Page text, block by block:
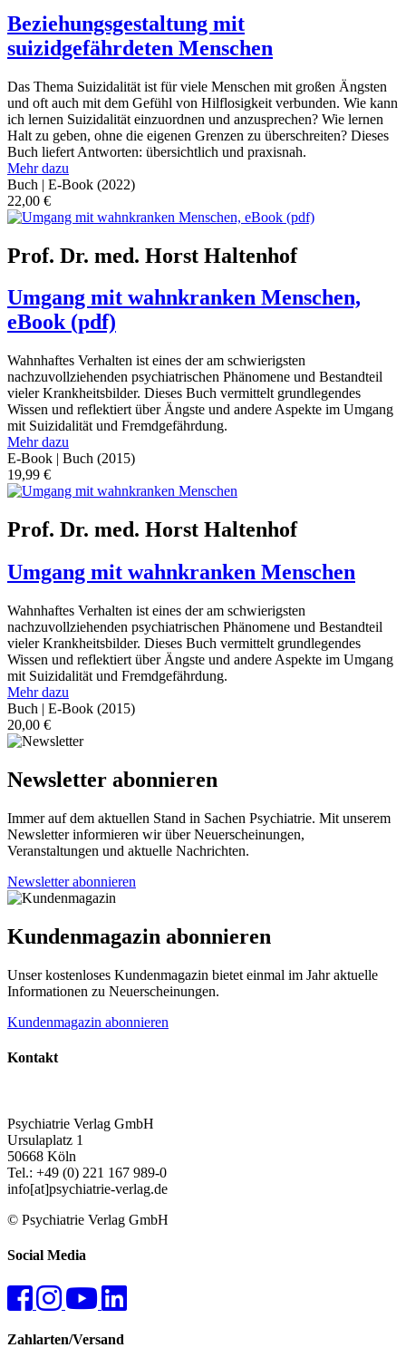
Beziehungsgestaltung mit
suizidgefährdeten Menschen
Das Thema Suizidalität ist für viele Menschen mit großen Ängsten
und oft auch mit dem Gefühl von Hilflosigkeit verbunden. Wie kann
ich lernen Suizidalität einzuordnen und anzusprechen? Wie lernen
Halt zu geben, ohne die eigenen Grenzen zu überschreiten? Dieses
Buch liefert Antworten: übersichtlich und praxisnah.
Mehr dazu
Buch | E-Book (2022)
22,00 €
Prof. Dr. med. Horst Haltenhof
Umgang mit wahnkranken Menschen,
eBook (pdf)
Wahnhaftes Verhalten ist eines der am schwierigsten
nachzuvollziehenden psychiatrischen Phänomene und Bestandteil
vieler Krankheitsbilder. Dieses Buch vermittelt grundlegendes
Wissen und reflektiert über Ängste und andere Aspekte im Umgang
mit Suizidalität und Fremdgefährdung.
Mehr dazu
E-Book | Buch (2015)
19,99 €
Prof. Dr. med. Horst Haltenhof
Umgang mit wahnkranken Menschen
Wahnhaftes Verhalten ist eines der am schwierigsten
nachzuvollziehenden psychiatrischen Phänomene und Bestandteil
vieler Krankheitsbilder. Dieses Buch vermittelt grundlegendes
Wissen und reflektiert über Ängste und andere Aspekte im Umgang
mit Suizidalität und Fremdgefährdung.
Mehr dazu
Buch | E-Book (2015)
20,00 €
Newsletter abonnieren
Immer auf dem aktuellen Stand in Sachen Psychiatrie. Mit unserem
Newsletter informieren wir über Neuerscheinungen,
Veranstaltungen und aktuelle Nachrichten.
Newsletter abonnieren
Kundenmagazin abonnieren
Unser kostenloses Kundenmagazin bietet einmal im Jahr aktuelle
Informationen zu Neuerscheinungen.
Kundenmagazin abonnieren
Kontakt
Psychiatrie Verlag GmbH
Ursulaplatz 1
50668 Köln
Tel.: +49 (0) 221 167 989-0
info[at]psychiatrie-verlag.de
© Psychiatrie Verlag GmbH
Social Media
Zahlarten/Versand